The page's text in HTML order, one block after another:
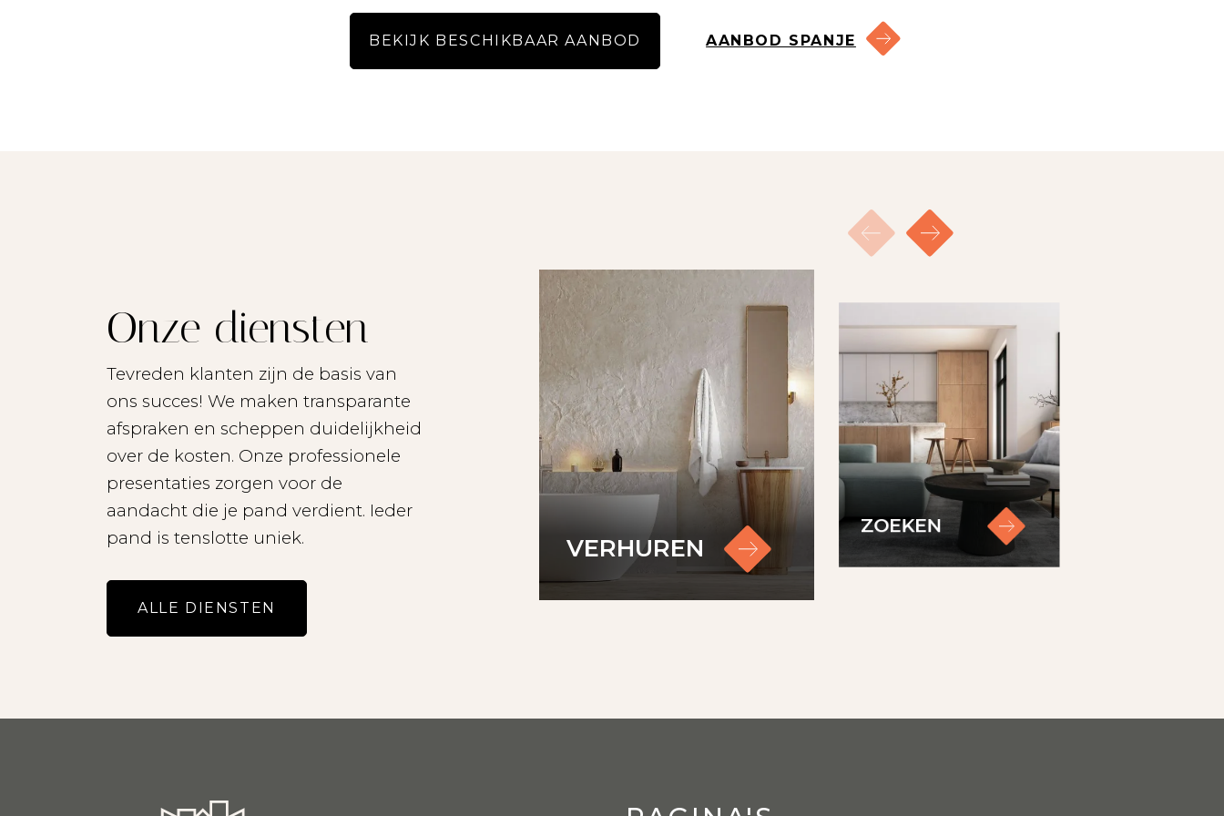
- Vervolgens houden we nog maximaal 20 kandidaten in portefeuille, eveneens op volgorde van
- De informatie op onze website is met de nodige zorgvuldigheid samengesteld.
- We aanvaarden geen enkele aansprakelijkheid voor enige onvolledigheid of onjuistheid, dan wel
de gevolgen daarvan.
- Alle opgegeven maten en oppervlakten zijn indicatief en hieraan kunnen geen rechten worden
ontleend.
- Lees de brochure zorgvuldig door, met name ook de uitsplitsing van de huur en de totale huur
per maand.
- Alle potentiële huurders worden uitgebreide gescreend uit op onder andere kredietwaardigheid
en inkomstentoets.
BEKIJK BESCHIKBAAR AANBOD AANBOD SPANJE
Onze diensten
Tevreden klanten zijn de basis van
ons succes! We maken transparante
afspraken en scheppen duidelijkheid
over de kosten. Onze professionele
presentaties zorgen voor de
aandacht die je pand verdient. Ieder
pand is tenslotte uniek.
ALLE DIENSTEN
VERHUREN
ZOEKEN